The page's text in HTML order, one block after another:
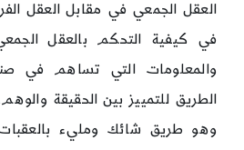
العقل الجمعي في مقابل العقل
في كيفية التحكم بالعقل
والمعلومات التي تساهم في
الطريق للتمييز بين الحقيقة
وهو طريق شائك ومليء بالعقبات